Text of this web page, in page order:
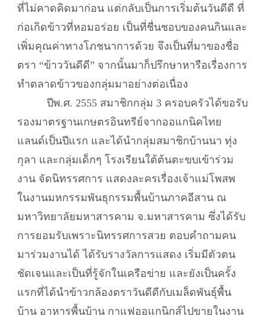
ที่ไม่คาดคิดมาก่อน แต่กลับเป็นการเริ่มต้นวันดีดี ที่
ก่อเกิดข้าวที่หอมอร่อย เป็นที่ชื่นชอบของคนกินและ
เพิ่มคุณค่าทางโภชนาการด้วย จึงเป็นที่มาของชื่อ
ตรา “ข้าววันดีดี” จากนั้นมาก็ปรึกษาหารือเรื่องการ
ทำตลาดข้าวของกลุ่มมาอย่างต่อเนื่อง
ปีพ.ศ. 2555 สมาชิกกลุ่ม 3 ครอบครัวได้ขอรับ
รองมาตรฐานเกษตรอินทรีย์จากออแกนิคไทย
แลนด์เป็นปีแรก และได้นำกลุ่มสมาชิกบ้านนา ทุ่ง
กุลา และกลุ่มเด็กๆ โรงเรียนใต้ต้นตะขบเข้าร่วม
งาน จัดนิทรรศการ แสดงละครเรื่องเจ้าแม่โพสพ
ในงานมหกรรมพันธุกรรมพื้นบ้านภาคอีสาน ณ
มหาวิทยาลัยมหาสารคาม จ.มหาสารคาม ซึ่งได้รับ
การยอมรับเพราะนิทรรศการสวย ตอบคำถามคน
มาร่วมงานได้ ได้รับรางวัลการแสดง เริ่มมีตัวตน
ชัดเจนและเป็นที่รู้จักในเครือข่าย และยังเป็นครั้ง
แรกที่ได้นำข้าวกล้องตราวันดีดีกับเมล็ดพันธุ์พื้น
บ้าน อาหารพื้นบ้าน กาแฟออแกนิกส์ไปขายในงาน